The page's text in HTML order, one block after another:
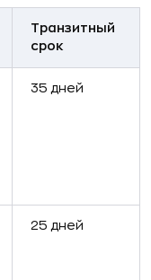
Транзитный
срок
35 дней
25 дней